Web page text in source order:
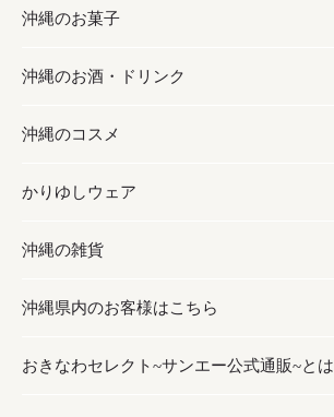
お肉
海産物
缶詰／パウチ
沖縄料理
沖縄そば／乾麺
レトルト食品
乾物／粉類
調味料
砂糖／黒砂糖
塩
お酢／ドレッシング
しょうゆ
みそ
だし／スパイス／島唐辛子
沖縄のお菓子
お菓子
黒糖
ちんすこう
伝統菓子
スナック
おつまみ
沖縄のお酒・ドリンク
お酒・ドリンク
泡盛
ビール・チューハイ
ワイン・ウィスキー・カクテル
ドリンク
沖縄のコスメ
コスメ
スキンケア
ボディケア
ヘアケア
かりゆしウェア
かりゆしウェア
メンズ
レディース
沖縄の雑貨
雑貨
沖縄ファッション
沖縄県内のお客様はこちら
おきなわセレクト~サンエー公式通販~とは